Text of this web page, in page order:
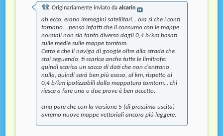
Originariamente inviato daalcarin
ah ecco, erano immagini satellitari... ora sì che i conti
tornano... penso infatti che il consumo con le mappe
normali non sia tanto diverso dagli 0,4 b/km basati
sulle medie sulle mappe tomtom.
Certo è che il naviga di google oltre alla strada che
stai seguendo, ti scarica anche tutte le limitrofe:
quindi scarica un sacco di dati che non c'entrano
nulla, quindi sarà ben più esoso, al km, rispetto ai
0,4 b/km ipotizzabili dalla mappatura tomtom... chi
riesce a fare una o due prove è ben accetto.
cmq pare che con la versione 5 (di prossima uscita)
avremo nuove mappe vettoriali ancora più leggere.